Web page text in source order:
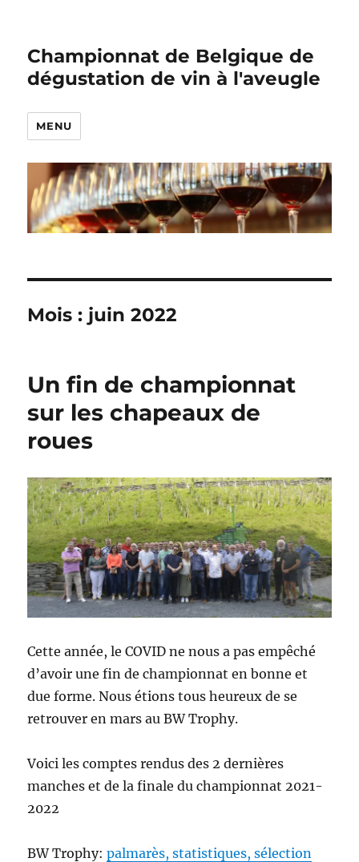
Championnat de Belgique de
dégustation de vin à l'aveugle
MENU
Mois : juin 2022
Un fin de championnat
sur les chapeaux de
roues
Cette année, le COVID ne nous a pas empêché
d’avoir une fin de championnat en bonne et
due forme. Nous étions tous heureux de se
retrouver en mars au BW Trophy.
Voici les comptes rendus des 2 dernières
manches et de la finale du championnat 2021-
2022
BW Trophy:palmarès, statistiques, sélection